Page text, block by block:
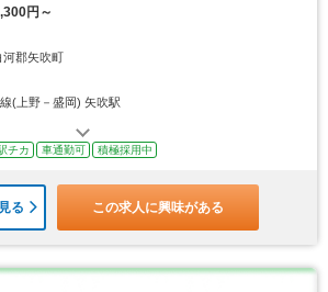
円～
河郡矢吹町
線(上野－盛岡) 矢吹駅
チカ 車通勤可 積極採用中
る この求人に興味がある